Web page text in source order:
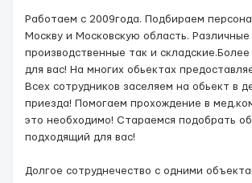
Работаем с 2009года. Подбираем
Москву и Московскую область.
производственные так и
для вас! На многих обьектах
Всех сотрудников заселяем на обьект в
приезда! Помогаем прохождение в
это необходимо! Стараемся подобрать
подходящий для вас!
Долгое сотруднечество с одними